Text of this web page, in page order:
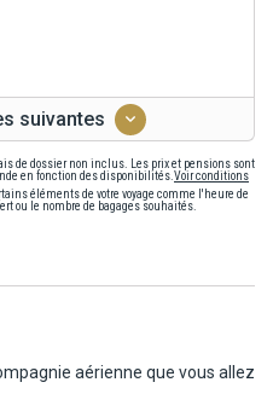
suivantes
de dossier non inclus. Les prix et pensions sont
en fonction des disponibilités. Voir conditions
éléments de votre voyage comme l'heure de
ou le nombre de bagages souhaités.
aérienne que vous allez